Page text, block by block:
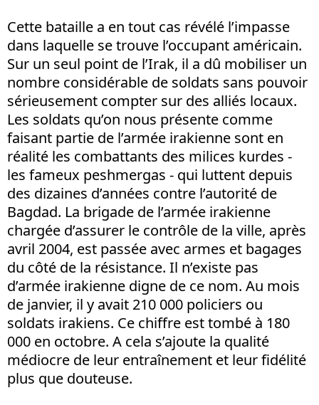
Cette bataille a en tout cas révélé l’impasse
dans laquelle se trouve l’occupant américain.
Sur un seul point de l’Irak, il a dû mobiliser un
nombre considérable de soldats sans pouvoir
sérieusement compter sur des alliés locaux.
Les soldats qu’on nous présente comme
faisant partie de l’armée irakienne sont en
réalité les combattants des milices kurdes -
les fameux peshmergas - qui luttent depuis
des dizaines d’années contre l’autorité de
Bagdad. La brigade de l’armée irakienne
chargée d’assurer le contrôle de la ville, après
avril 2004, est passée avec armes et bagages
du côté de la résistance. Il n’existe pas
d’armée irakienne digne de ce nom. Au mois
de janvier, il y avait 210 000 policiers ou
soldats irakiens. Ce chiffre est tombé à 180
000 en octobre. A cela s’ajoute la qualité
médiocre de leur entraînement et leur fidélité
plus que douteuse.